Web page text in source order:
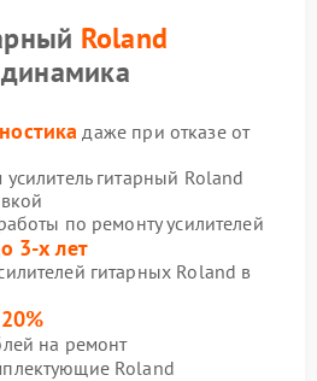
Roland
даже при отказе от
гитарный Roland
по ремонту усилителей
3-х лет
гитарных Roland в
20%
на ремонт
Roland